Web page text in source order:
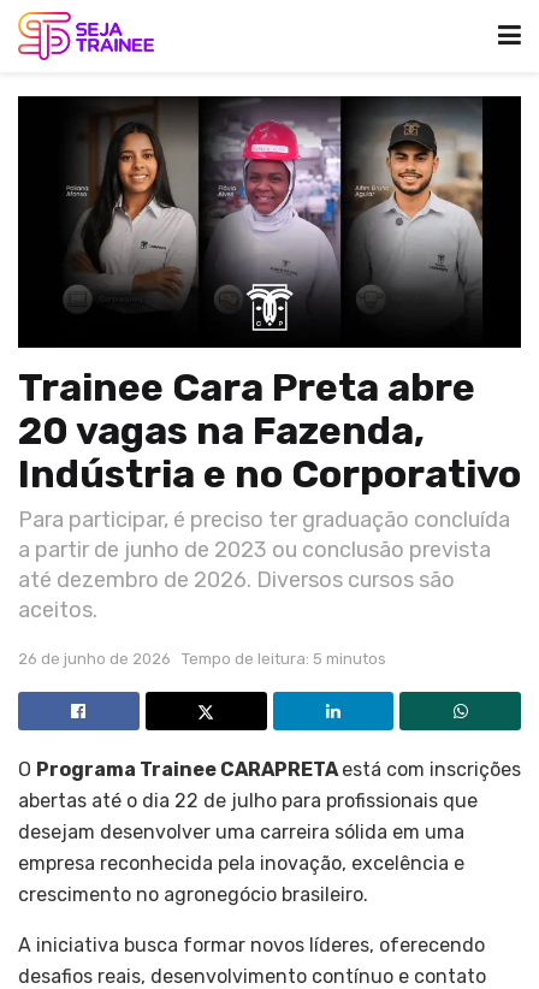
Trainee Cara Preta abre
20 vagas na Fazenda,
Indústria e no Corporativo
Para participar, é preciso ter graduação concluída
a partir de junho de 2023 ou conclusão prevista
até dezembro de 2026. Diversos cursos são
aceitos.
26 de junho de 2026 Tempo de leitura: 5 minutos
O Programa Trainee CARAPRETA está com inscrições
abertas até o dia 22 de julho para profissionais que
desejam desenvolver uma carreira sólida em uma
empresa reconhecida pela inovação, excelência e
crescimento no agronegócio brasileiro.
A iniciativa busca formar novos líderes, oferecendo
desafios reais, desenvolvimento contínuo e contato